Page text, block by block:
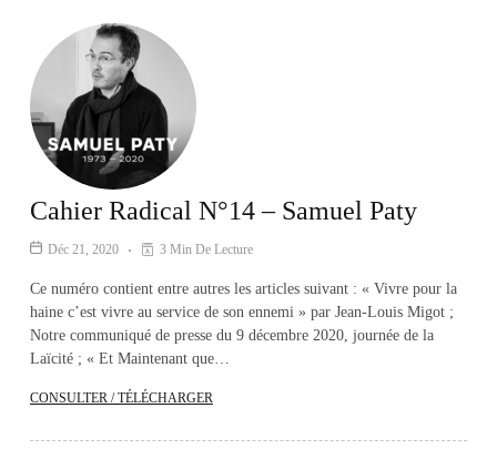
Cahier Radical N°14 – Samuel Paty
Déc 21, 2020 3 Min De Lecture
Ce numéro contient entre autres les articles suivant : « Vivre pour la
haine c’est vivre au service de son ennemi » par Jean-Louis Migot ;
Notre communiqué de presse du 9 décembre 2020, journée de la
Laïcité ; « Et Maintenant que…
CONSULTER / TÉLÉCHARGER